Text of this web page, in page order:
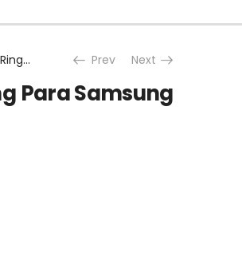
Funda Glitter Con Anillo Ring Para Samsung A13 Prev Next
Para Samsung